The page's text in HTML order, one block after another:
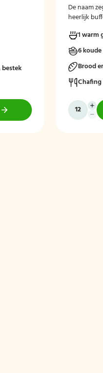
De naam
heerlijk
1 warm
6
Brood